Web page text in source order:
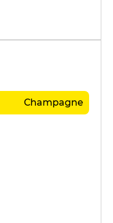
Champagne